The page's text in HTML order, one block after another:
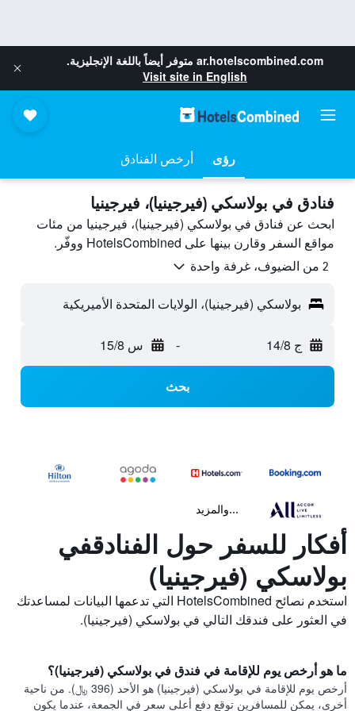
ar.hotelscombined.com متوفر أيضاً باللغة الإنجليزية.
Visit site in English
رؤى أرخص الفنادق
فنادق في بولاسكي (فيرجينيا)، فيرجينيا
ابحث عن فنادق في بولاسكي (فيرجينيا)، فيرجينيا من مئات
مواقع السفر وقارن بينها على HotelsCombined ووفّر.
2 من الضيوف، غرفة واحدة
بولاسكي (فيرجينيا)، الولايات المتحدة الأميريكية
ج 14/8 - س 15/8
بحث
...والمزيد
أفكار للسفر حول الفنادقفي
بولاسكي (فيرجينيا)
استخدم نصائح HotelsCombined التي تدعمها البيانات لمساعدتك
في العثور على فندقك التالي في بولاسكي (فيرجينيا).
ما هو أرخص يوم للإقامة في فندق في بولاسكي (فيرجينيا)؟
أرخص يوم للإقامة في بولاسكي (فيرجينيا) هو الأحد (396 ﷼). من ناحية
أخرى، يمكن للمسافرين توقع دفع أعلى سعر في الجمعة، عندما يكون